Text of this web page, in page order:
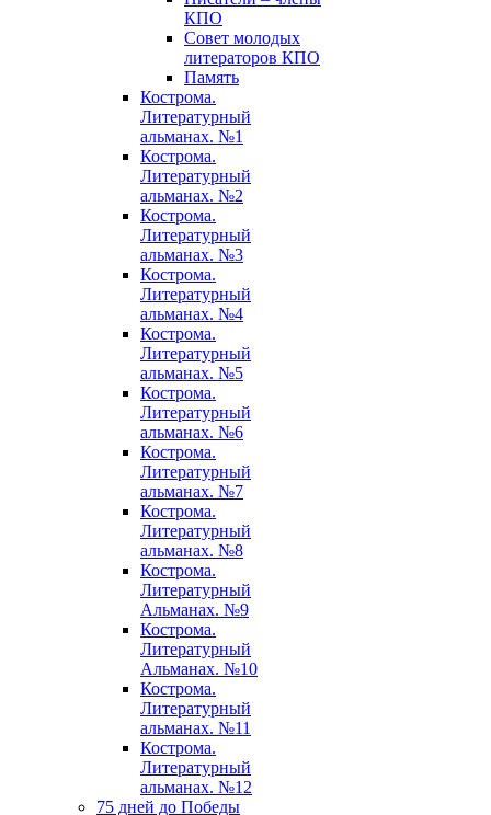
КПО
Совет молодых
литераторов КПО
Память
Кострома.
Литературный
альманах. №1
Кострома.
Литературный
альманах. №2
Кострома.
Литературный
альманах. №3
Кострома.
Литературный
альманах. №4
Кострома.
Литературный
альманах. №5
Кострома.
Литературный
альманах. №6
Кострома.
Литературный
альманах. №7
Кострома.
Литературный
альманах. №8
Кострома.
Литературный
Альманах. №9
Кострома.
Литературный
Альманах. №10
Кострома.
Литературный
альманах. №11
Кострома.
Литературный
альманах. №12
75 дней до Победы